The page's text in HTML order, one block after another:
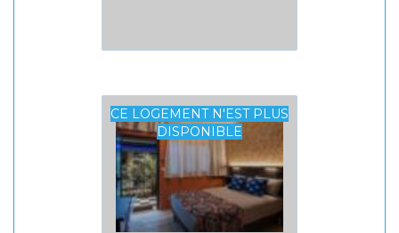
CE LOGEMENT N'EST PLUS
DISPONIBLE